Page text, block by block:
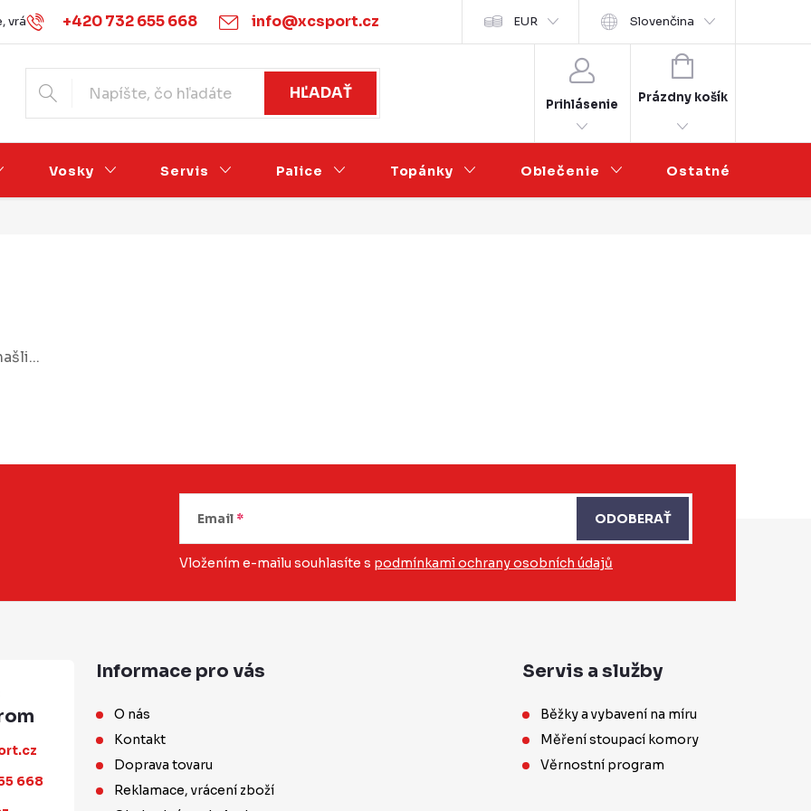
+420 732 655 668 info@xcsport.cz
vrácení zboží Obchodné podmienky Podmínky ochrany osobních údajů Veľkoobchodná spolupráca
EUR Slovenčina
HĽADAŤ
Prihlásenie
NÁKUPNÝ
KOŠÍK
Prázdny košík
Vosky Servis Palice Topánky Oblečenie Ostatné
Email
Vložením e-mailu souhlasíte s podmínkami ochrany osobních údajů
ODOBERAŤ
668
Informace pro vás
O nás
Kontakt
Doprava tovaru
Reklamace, vrácení zboží
Servis a služby
Běžky a vybavení na míru
Měření stoupací komory
Věrnostní program